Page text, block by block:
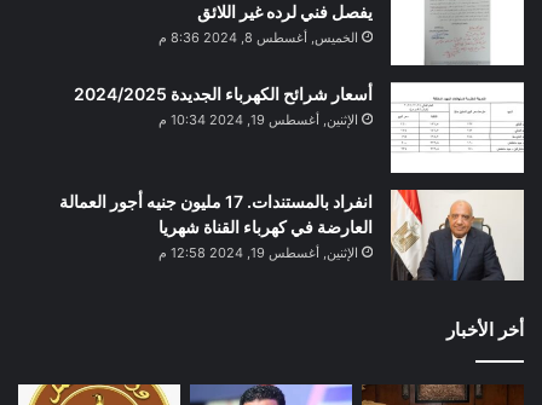
يفصل فني لرده غير اللائق
الخميس, أغسطس 8, 2024 8:36 م
أسعار شرائح الكهرباء الجديدة 2024/2025
الإثنين, أغسطس 19, 2024 10:34 م
انفراد بالمستندات. 17 مليون جنيه أجور العمالة
العارضة في كهرباء القناة شهريا
الإثنين, أغسطس 19, 2024 12:58 م
أخر الأخبار